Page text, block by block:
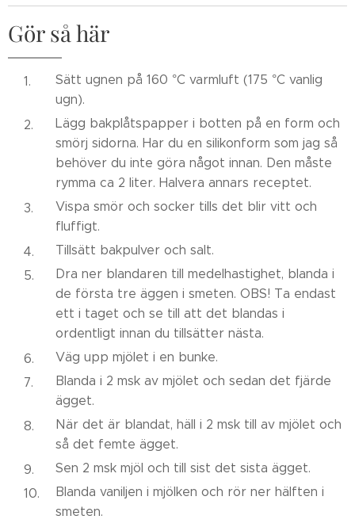
Gör så här
Sätt ugnen på 160 °C varmluft (175 °C vanlig
ugn).
Lägg bakplåtspapper i botten på en form och
smörj sidorna. Har du en silikonform som jag så
behöver du inte göra något innan. Den måste
rymma ca 2 liter. Halvera annars receptet.
Vispa smör och socker tills det blir vitt och
fluffigt.
Tillsätt bakpulver och salt.
Dra ner blandaren till medelhastighet, blanda i
de första tre äggen i smeten. OBS! Ta endast
ett i taget och se till att det blandas i
ordentligt innan du tillsätter nästa.
Väg upp mjölet i en bunke.
Blanda i 2 msk av mjölet och sedan det fjärde
ägget.
När det är blandat, häll i 2 msk till av mjölet och
så det femte ägget.
Sen 2 msk mjöl och till sist det sista ägget.
Blanda vaniljen i mjölken och rör ner hälften i
smeten.